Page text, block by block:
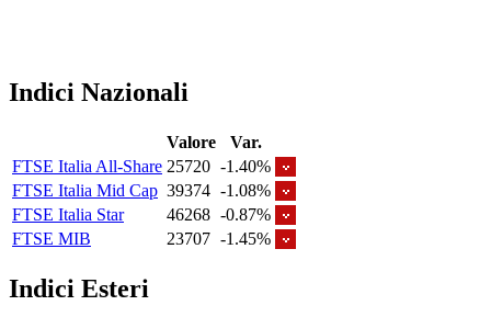
Indici Nazionali
Valore
Var.
FTSE Italia All-Share 25720 -1.40%
FTSE Italia Mid Cap 39374 -1.08%
FTSE Italia Star
46268 -0.87%
FTSE MIB
23707 -1.45%
Indici Esteri